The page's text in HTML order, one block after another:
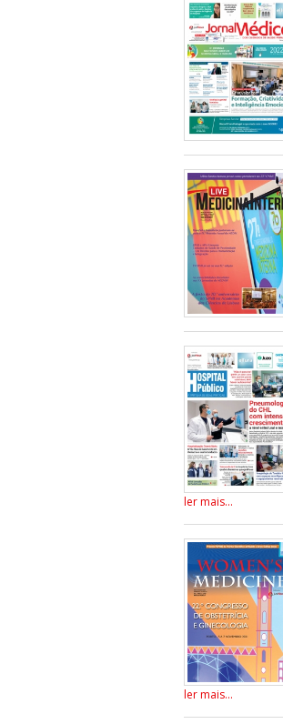
ler mais...
ler mais...